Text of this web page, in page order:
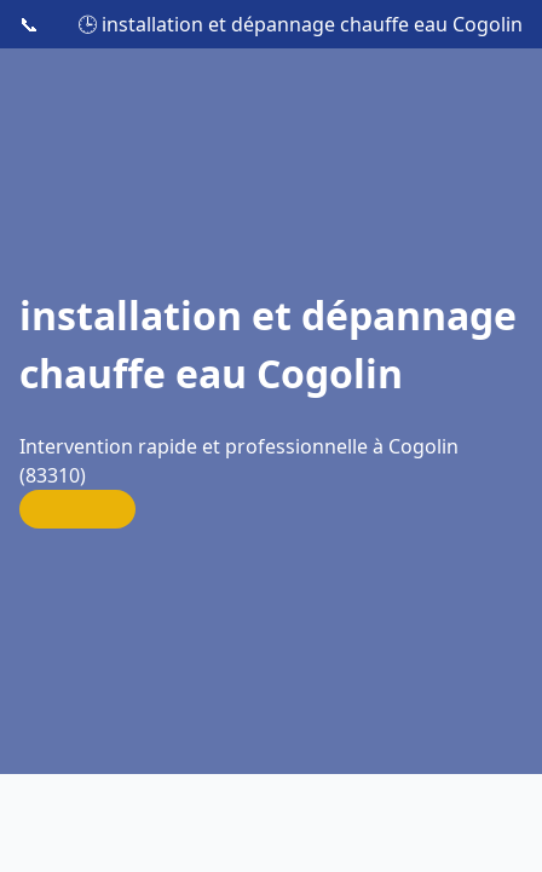
📞 🕒 installation et dépannage chauffe eau Cogolin
installation et dépannage
chauffe eau Cogolin
Intervention rapide et professionnelle à Cogolin
(83310)